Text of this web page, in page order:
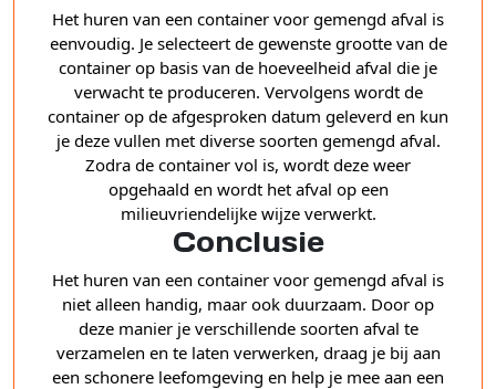
Het huren van een container voor gemengd afval is
eenvoudig. Je selecteert de gewenste grootte van de
container op basis van de hoeveelheid afval die je
verwacht te produceren. Vervolgens wordt de
container op de afgesproken datum geleverd en kun
je deze vullen met diverse soorten gemengd afval.
Zodra de container vol is, wordt deze weer
opgehaald en wordt het afval op een
milieuvriendelijke wijze verwerkt.
Conclusie
Het huren van een container voor gemengd afval is
niet alleen handig, maar ook duurzaam. Door op
deze manier je verschillende soorten afval te
verzamelen en te laten verwerken, draag je bij aan
een schonere leefomgeving en help je mee aan een